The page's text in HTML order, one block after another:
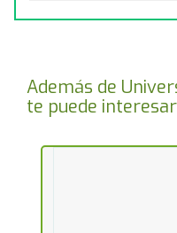
Además de
te puede